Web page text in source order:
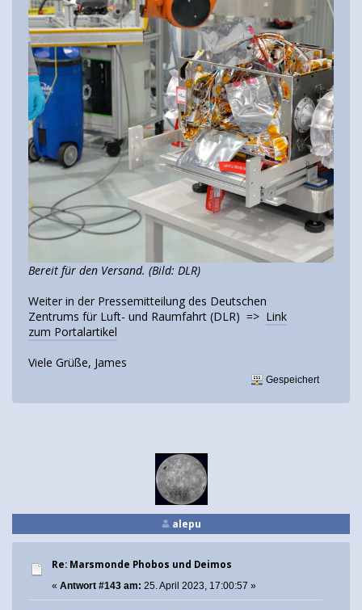
Bereit für den Versand. (Bild: DLR)
Weiter in der Pressemitteilung des Deutschen
Zentrums für Luft- und Raumfahrt (DLR) => Link
zum Portalartikel
Viele Grüße, James
Gespeichert
alepu
Re: Marsmonde Phobos und Deimos
« Antwort #143 am: 25. April 2023, 17:00:57 »